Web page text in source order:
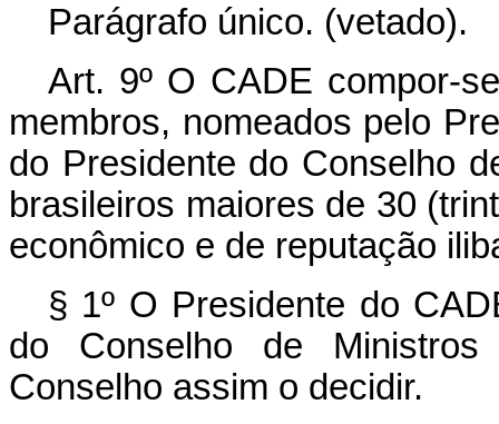
Parágrafo único. (vetado).
Art. 9º O CADE compor-
membros, nomeados pelo
do Presidente do Conselho
brasileiros maiores de 30
econômico e de reputação
§ 1º O Presidente do
do Conselho de
Conselho assim o decidir.